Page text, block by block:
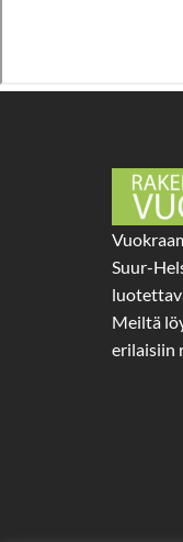
Suur-
Meiltä
erilaisiin